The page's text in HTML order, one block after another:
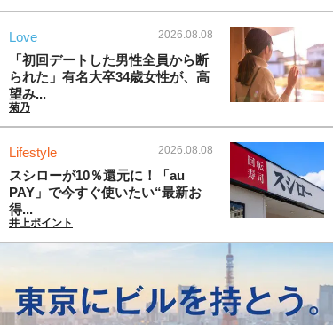
Love 2026.08.08
「初回デートした男性全員から断
られた」有名大卒34歳女性が、高
望み...
菊乃
Lifestyle 2026.08.08
スシローが10％還元に！「au
PAY」で今すぐ使いたい“最新お
得...
井上ポイント